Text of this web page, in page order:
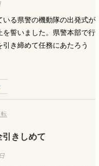
る県警の機動隊の出発式が
誓いました。県警本部で行
き締めて任務にあたろう
きしめて